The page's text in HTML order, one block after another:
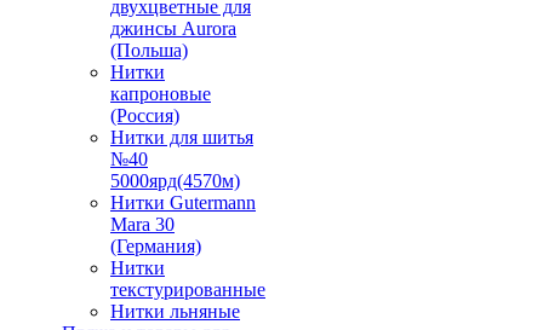
двухцветные для
джинсы Aurora
(Польша)
Нитки
капроновые
(Россия)
Нитки для шитья
№40
5000ярд(4570м)
Нитки Gutermann
Mara 30
(Германия)
Нитки
текстурированные
Нитки льняные